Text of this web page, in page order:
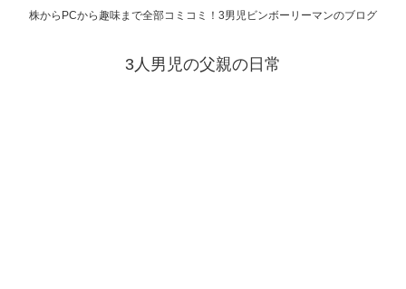
株からPCから趣味まで全部コミコミ！3男児ビンボーリーマンのブログ
3人男児の父親の日常